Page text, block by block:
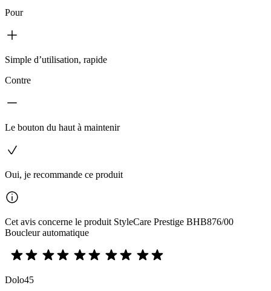
Pour
Simple d’utilisation, rapide
Contre
Le bouton du haut à maintenir
Oui, je recommande ce produit
Cet avis concerne le produit StyleCare Prestige BHB876/00
Boucleur automatique
Dolo45